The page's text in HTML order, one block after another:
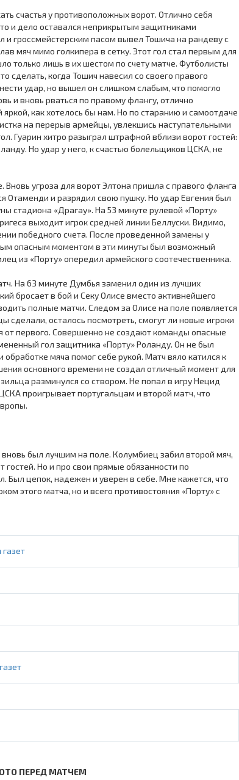
счастья у противоположных ворот. Отлично себя
и дело оставался неприкрытым защитниками
и гроссмейстерским пасом вывел Тошича на рандеву с
мяч мимо голкипера в сетку. Этот гол стал первым для
только лишь в их шестом по счету матче. Футболисты
сделать, когда Тошич навесил со своего правого
удар, но вышел он слишком слабым, что помогло
и вновь рваться по правому флангу, отлично
как хотелось бы нам. Но по старанию и самоотдаче
на перерыв армейцы, увлекшись наступательными
Гуарин хитро разыграл штрафной вблизи ворот гостей:
Но удар у него, к счастью болельщиков ЦСКА, не
угроза для ворот Элтона пришла с правого фланга
Отаменди и разрядил свою пушку. Но удар Евгения был
стадиона «Драгау». На 53 минуте рулевой «Порту»
выходит игрок средней линии Беллуски. Видимо,
победного счета. После проведенной замены у
опасным моментом в эти минуты был возможный
из «Порту» опередил армейского соотечественника.
На 63 минуте Думбья заменил один из лучших
бросает в бой и Секу Олисе вместо активнейшего
полные матчи. Следом за Олисе на поле появляется
осталось посмотреть, смогут ли новые игроки
от первого. Совершенно не создают команды опасные
гол защитника «Порту» Роланду. Он не был
обработке мяча помог себе рукой. Матч вяло катился к
основного времени не создал отличный момент для
разминулся со створом. Не попал в игру Нецид
проигрывает португальцам и второй матч, что
был лучшим на поле. Колумбиец забил второй мяч,
гостей. Но и про свои прямые обязанности по
Был цепок, надежен и уверен в себе. Мне кажется, что
этого матча, но и всего противостояния «Порту» с
ПЕРЕД МАТЧЕМ